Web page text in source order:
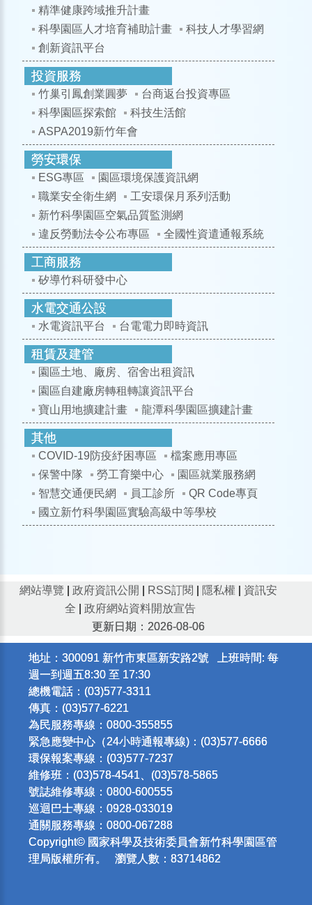
精準健康跨域推升計畫
科學園區人才培育補助計畫
科技人才學習網
創新資訊平台
竹巢引鳳創業圓夢
台商返台投資專區
科學園區探索館
科技生活館
ASPA2019新竹年會
ESG專區
園區環境保護資訊網
職業安全衛生網
工安環保月系列活動
新竹科學園區空氣品質監測網
違反勞動法令公布專區
全國性資遣通報系統
矽導竹科研發中心
水電資訊平台 台電電力即時資訊
園區土地、廠房、宿舍出租資訊
園區自建廠房轉租轉讓資訊平台
寶山用地擴建計畫
龍潭科學園區擴建計畫
COVID-19防疫紓困專區
檔案應用專區
保警中隊
勞工育樂中心
園區就業服務網
智慧交通便民網
員工診所
QR Code專頁
國立新竹科學園區實驗高級中等學校
網站導覽 政府資訊公開 RSS訂閱 隱私權
資訊安
全
政府網站資料開放宣告
更新日期：2026-08-06
地址：300091 新竹市東區新安路2號 上班時間: 每
週一到週五8:30 至 17:30
總機電話：(03)577-3311
傳真：(03)577-6221
為民服務專線：0800-355855
緊急應變中心（24小時通報專線)：(03)577-6666
環保報案專線：(03)577-7237
維修班：(03)578-4541、(03)578-5865
號誌維修專線：0800-600555
巡迴巴士專線：0928-033019
通關服務專線：0800-067288
Copyright© 國家科學及技術委員會新竹科學園區管
理局版權所有。 瀏覽人數：83714862